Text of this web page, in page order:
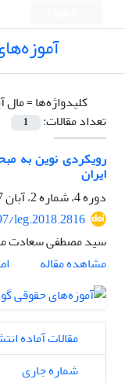
کلیدواژه‌ها =مال
تعداد مقالات:
1
رویکردی نوین به
ایران
دوره 4، شماره 2، آبان 1397، صفحه
leg.2018.2816
سید مصطفی سعادت
مشاهده مقاله
مقالات آماده
شماره جاری